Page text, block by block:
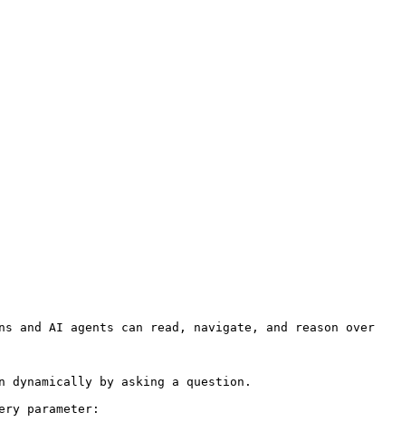
and AI agents can read, navigate, and reason over
by asking a question.
parameter: